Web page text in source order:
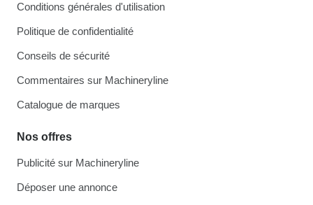
Conditions générales d'utilisation
Politique de confidentialité
Conseils de sécurité
Commentaires sur Machineryline
Catalogue de marques
Nos offres
Publicité sur Machineryline
Déposer une annonce